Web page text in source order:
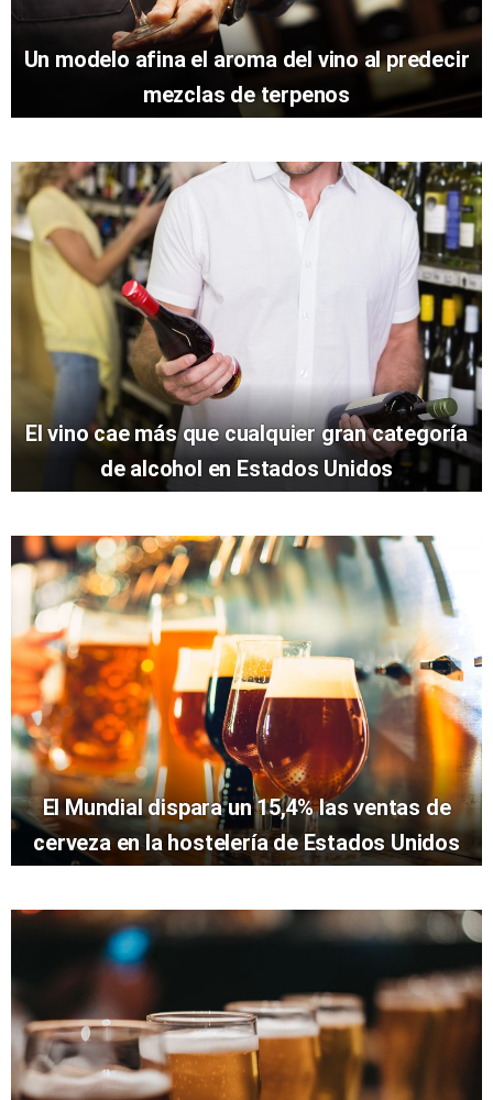
Un modelo afina el aroma del vino al predecir
mezclas de terpenos
El vino cae más que cualquier gran categoría
de alcohol en Estados Unidos
El Mundial dispara un 15,4% las ventas de
cerveza en la hostelería de Estados Unidos